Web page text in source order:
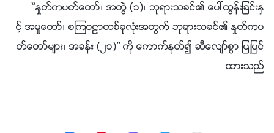
“ႏႈတ္ကပတ္ေတာ္၊ အတြဲ (၁)၊ ဘုရားသခင္၏ ေပၚထြန္းျခင္းႏွ
င့္ အမႈေတာ္၊ စၾကဝဠာတစ္ခုလုံးအတြက္ ဘုရားသခင္၏ ႏႈတ္ကပ
တ္ေတာ္မ်ား၊ အခန္း (၂၁)” ကို ေကာက္ႏုတ္၍ ဆီေလ်ာ္စြာ ျပဳျပင္
ထားသည္